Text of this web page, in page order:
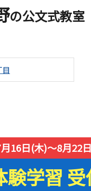
の公文式教室
目
16日(木)～8月22
学習 受